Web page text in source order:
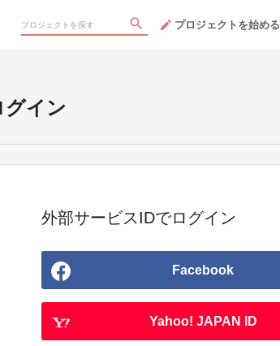
プロジェクトを始める
グイン
外部サービスIDでログイン
Facebook
Yahoo! JAPAN ID